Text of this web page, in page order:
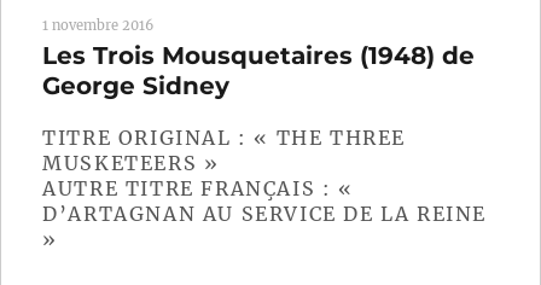
l’article
1 novembre 2016
Les Trois Mousquetaires (1948) de
George Sidney
TITRE ORIGINAL : « THE THREE
MUSKETEERS »
AUTRE TITRE FRANÇAIS : «
D’ARTAGNAN AU SERVICE DE LA REINE
»